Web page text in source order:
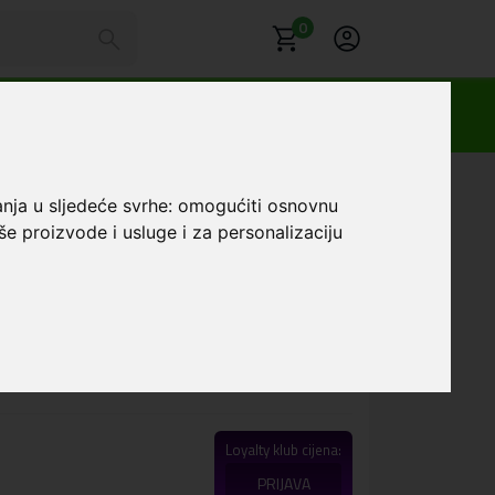
u sljedeće svrhe:omogućiti osnovnu
proizvode i usluge i za personalizaciju
0
maskica
Loyalty klub cijena:
PRIJAVA